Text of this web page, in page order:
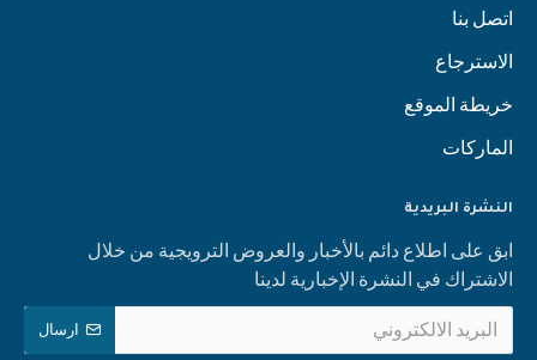
اتصل بنا
الاسترجاع
خريطة الموقع
الماركات
النشرة البريدية
ابق على اطلاع دائم بالأخبار والعروض الترويجية من خلال
الاشتراك في النشرة الإخبارية لدينا
ارسال